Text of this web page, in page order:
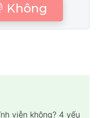
Không
viễn không? 4 yếu